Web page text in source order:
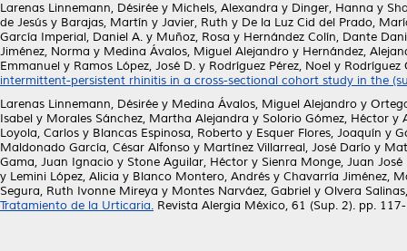
Larenas Linnemann, Désirée y Michels, Alexandra y Dinger, Hanna y
de Jesús y Barajas, Martín y Javier, Ruth y De la Luz Cid del Prado,
García Imperial, Daniel A. y Muñoz, Rosa y Hernández Colín, Dante
Jiménez, Norma y Medina Ávalos, Miguel Alejandro y Hernández,
Emmanuel y Ramos López, José D. y Rodríguez Pérez, Noel y Rodríguez
intermittent-persistent rhinitis in a cross-sectional cohort study in the
Larenas Linnemann, Désirée y Medina Ávalos, Miguel Alejandro y
Isabel y Morales Sánchez, Martha Alejandra y Solorio Gómez, Héctor y
Loyola, Carlos y Blancas Espinosa, Roberto y Esquer Flores, Joaquín y
Maldonado García, César Alfonso y Martínez Villarreal, José Darío y
Gama, Juan Ignacio y Stone Aguilar, Héctor y Sienra Monge, Juan José
y Lemini López, Alicia y Blanco Montero, Andrés y Chavarría Jiménez,
Segura, Ruth Ivonne Mireya y Montes Narváez, Gabriel y Olvera
Tratamiento de la Urticaria. Revista Alergia México, 61 (Sup. 2). pp.